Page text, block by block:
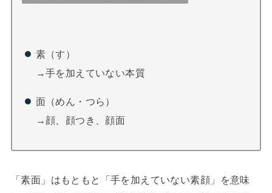
素（す）
→手を加えていない本質
面（めん・つら）
→顔、顔つき、顔面
「素面」はもともと「手を加えていない素顔」を意味